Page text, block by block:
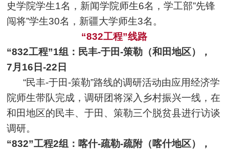
史学院学生1名，新闻学院师生6名，学工部”先锋
闯将”学生30名，新疆大学师生3名。
“832工程”线路
“832工程”1组：民丰-于田-策勒（和田地区），
7月16日-22日
“民丰-于田-策勒”路线的调研活动由应用经济学
院师生带队完成，调研团将深入乡村振兴一线，在
和田地区的民丰、于田、策勒三个脱贫县进行访谈
调研。
“832”工程2组：喀什-疏勒-疏附（喀什地区），